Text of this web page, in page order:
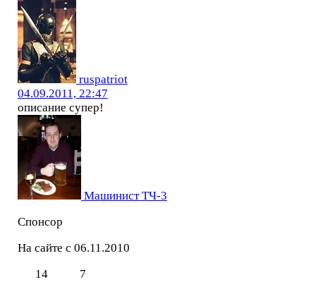
ruspatriot
04.09.2011, 22:47
описание супер!
Машинист ТЧ-3
Спонсор
На сайте с 06.11.2010
14
7